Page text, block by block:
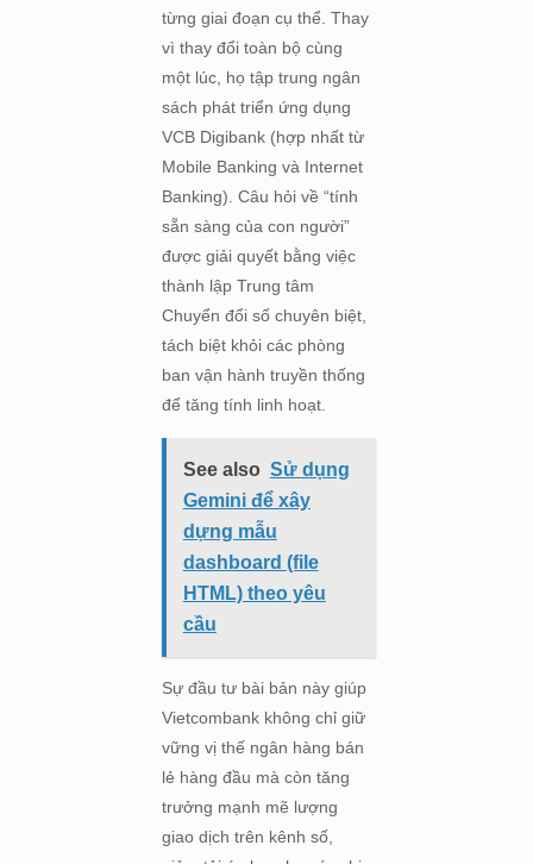
từng giai đoạn cụ thể. Thay
vì thay đổi toàn bộ cùng
một lúc, họ tập trung ngân
sách phát triển ứng dụng
VCB Digibank (hợp nhất từ
Mobile Banking và Internet
Banking). Câu hỏi về “tính
sẵn sàng của con người”
được giải quyết bằng việc
thành lập Trung tâm
Chuyển đổi số chuyên biệt,
tách biệt khỏi các phòng
ban vận hành truyền thống
để tăng tính linh hoạt.
See also Sử dụng
Gemini để xây
dựng mẫu
dashboard (file
HTML) theo yêu
cầu
Sự đầu tư bài bản này giúp
Vietcombank không chỉ giữ
vững vị thế ngân hàng bán
lẻ hàng đầu mà còn tăng
trưởng mạnh mẽ lượng
giao dịch trên kênh số,